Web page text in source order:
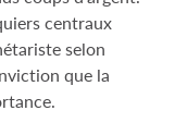
centraux
selon
que la